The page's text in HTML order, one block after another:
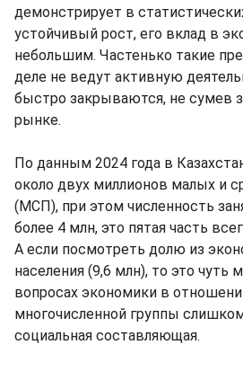
демонстрирует в
устойчивый рост, его вклад в
небольшим. Частенько такие
деле не ведут активную
быстро закрываются, не сумев
рынке.
По данным 2024 года в
около двух миллионов малых и
(МСП), при этом численность
более 4 млн, это пятая часть
А если посмотреть долю из
населения (9,6 млн), то это
вопросах экономики в
многочисленной группы
социальная составляющая.